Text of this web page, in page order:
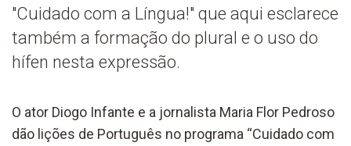
"Cuidado com a Língua!" que aqui esclarece
também a formação do plural e o uso do
hífen nesta expressão.
O ator Diogo Infante e a jornalista Maria Flor Pedroso
dão lições de Português no programa “Cuidado com